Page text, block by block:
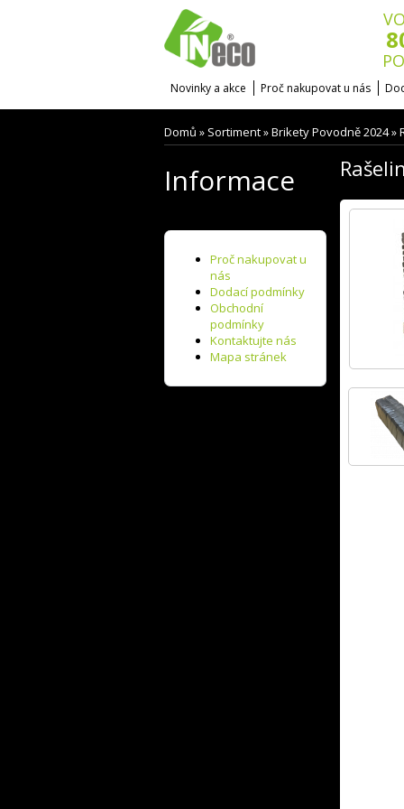
Novinky a akce Proč nakupovat u nás
Domů » Sortiment»Brikety Povodně 2024»
Informace
Proč nakupovat u
nás
Dodací podmínky
Obchodní
podmínky
Kontaktujte nás
Mapa stránek